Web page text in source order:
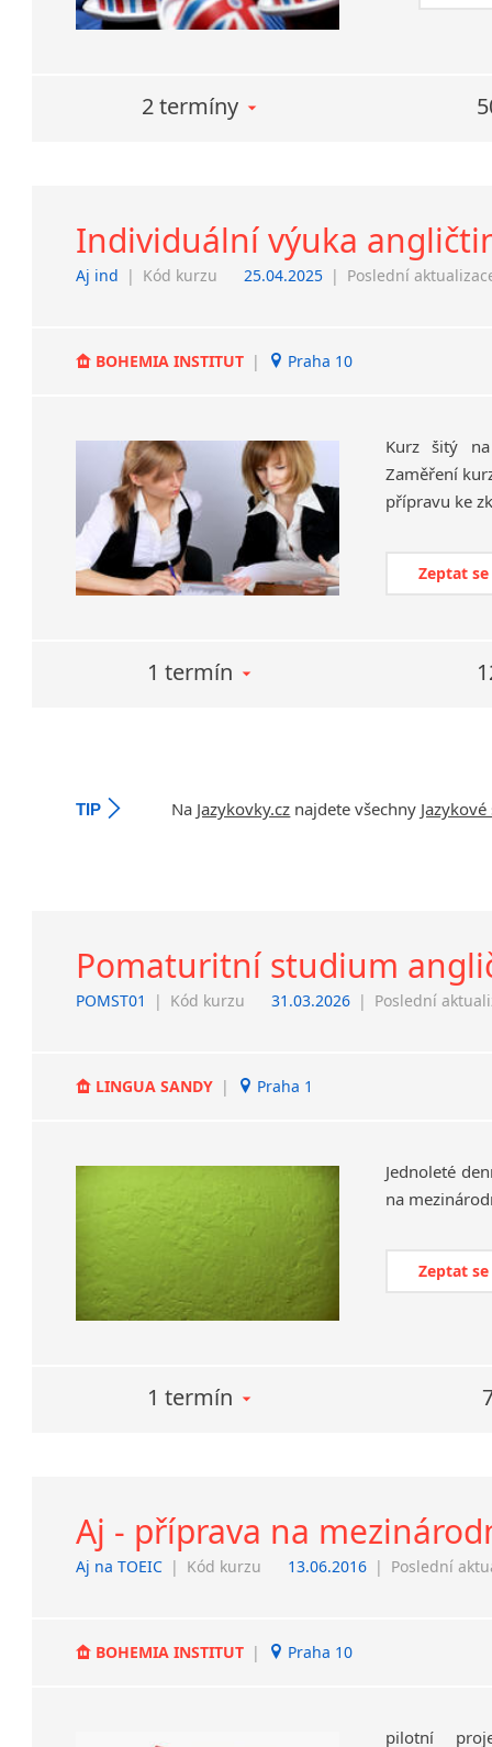
2 termíny
Individuální výuka
Aj ind | Kód kurzu 25.04.2025 | Poslední
BOHEMIA INSTITUT | Praha 10
Kurz šitý
Zaměření
Zeptat
1 termín
TIP Na Jazykovky.cz najdete všechny
Pomaturitní studium
POMST01 | Kód kurzu 31.03.2026 | Poslední
LINGUA SANDY | Praha 1
Jednoleté
na
Zeptat
1 termín
Aj - příprava na
Aj na TOEIC | Kód kurzu 13.06.2016 | Poslední
BOHEMIA INSTITUT | Praha 10
pilotní